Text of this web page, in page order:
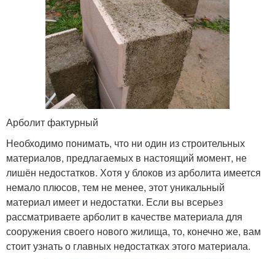
Арболит фактурный
Необходимо понимать, что ни один из строительных
материалов, предлагаемых в настоящий момент, не
лишён недостатков. Хотя у блоков из арболита имеется
немало плюсов, тем не менее, этот уникальный
материал имеет и недостатки. Если вы всерьез
рассматриваете арболит в качестве материала для
сооружения своего нового жилища, то, конечно же, вам
стоит узнать о главных недостатках этого материала.